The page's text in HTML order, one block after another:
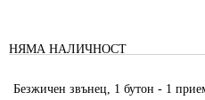
НЯМА НАЛИЧНОСТ
Безжичен звънец, 1 бутон - 1